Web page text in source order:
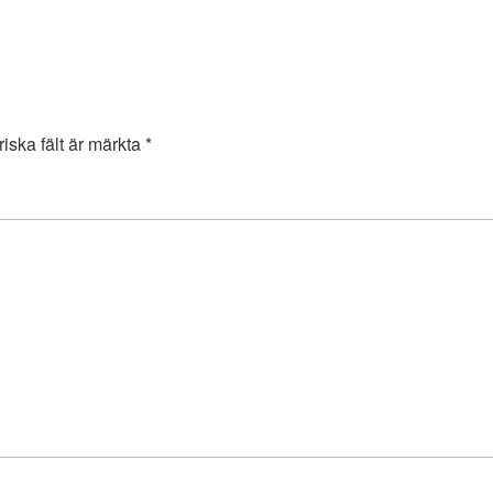
fält är märkta*